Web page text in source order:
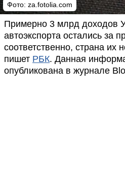
Фото: za.fotolia.com
Примерно 3 млрд доходов
автоэкспорта остались за
соответственно, страна их
пишет РБК. Данная
опубликована в журнале